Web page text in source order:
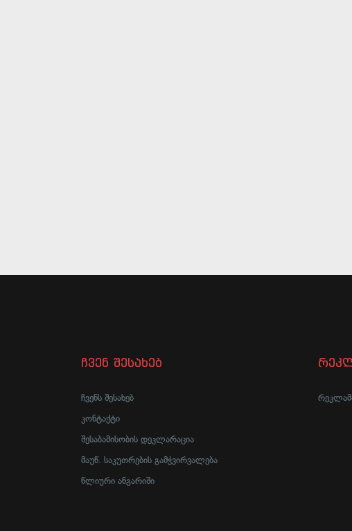
ჩვენ შესახებ
ჩვენს შესახებ
კონტაქტი
შესაბამისობის დეკლარაცია
მაუწ. საკუთრების გამჭვირვალება
წლიური ანგარიში